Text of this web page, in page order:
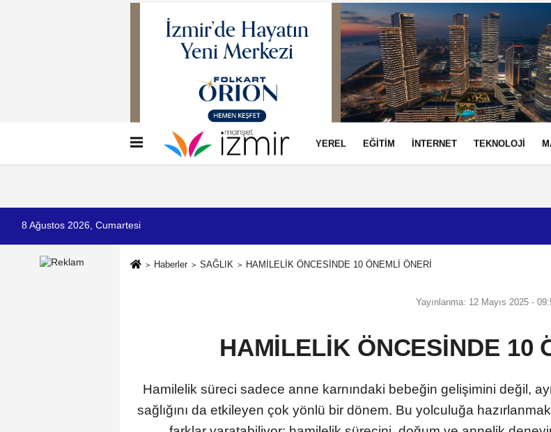
İletişim Çerez Politikası
YEREL EĞİTİM İNTERNET TEKNOLOJİ
8 Ağustos 2026, Cumartesi
Haberler SAĞLIK HAMİLELİK ÖNCESİNDE 10 ÖNEMLİ ÖNERİ
Yayınlanma: 12 Mayıs 2025 -
HAMİLELİK ÖNCESİNDE 10
Hamilelik süreci sadece anne karnındaki bebeğin gelişimini değil,
sağlığını da etkileyen çok yönlü bir dönem. Bu yolculuğa